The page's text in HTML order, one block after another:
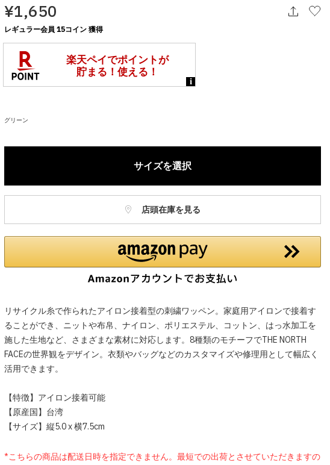
¥1,650
レギュラー会員 15コイン 獲得
グリーン
サイズを選択
店頭在庫を見る
が生じる場合がございます。
リサイクル糸で作られたアイロン接着型の刺繍ワッペン。家庭用アイロンで接着す
ることができ、ニットや布帛、ナイロン、ポリエステル、コットン、はっ水加工を
施した生地など、さまざまな素材に対応します。8種類のモチーフでTHE NORTH
FACEの世界観をデザイン。衣類やバッグなどのカスタマイズや修理用として幅広く
活用できます。
【特徴】アイロン接着可能
【原産国】台湾
【サイズ】縦5.0 x 横7.5cm
*こちらの商品は配送日時を指定できません。最短での出荷とさせていただきますの